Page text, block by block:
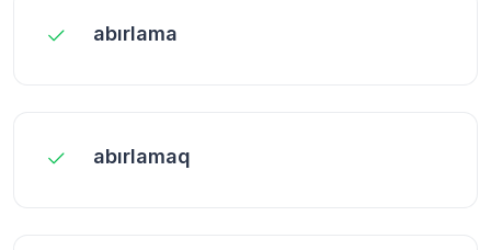
abırlama
abırlamaq